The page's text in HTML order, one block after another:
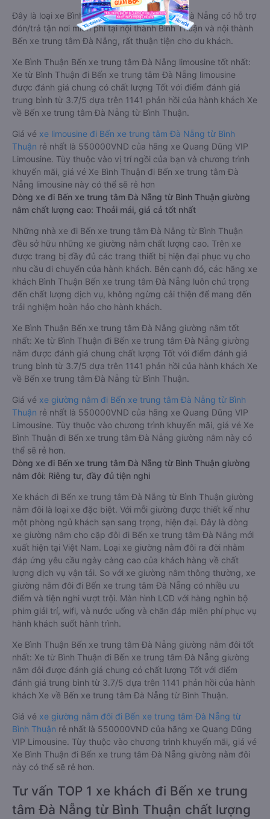
Đây là loại xe Bình Thuận Bến xe trung tâm Đà Nẵng có hỗ trợ
đón/trả tận nơi miễn phí tại nội thành Bình Thuận và nội thành
Bến xe trung tâm Đà Nẵng, rất thuận tiện cho du khách.
Xe Bình Thuận Bến xe trung tâm Đà Nẵng limousine tốt nhất:
Xe từ Bình Thuận đi Bến xe trung tâm Đà Nẵng limousine
được đánh giá chung có chất lượng Tốt với điểm đánh giá
trung bình từ 3.7/5 dựa trên 1141 phản hồi của hành khách Xe
về Bến xe trung tâm Đà Nẵng từ Bình Thuận.
Giá vé xe limousine đi Bến xe trung tâm Đà Nẵng từ Bình
Thuận rẻ nhất là 550000VND của hãng xe Quang Dũng VIP
Limousine. Tùy thuộc vào vị trí ngồi của bạn và chương trình
khuyến mãi, giá vé Xe Bình Thuận đi Bến xe trung tâm Đà
Nẵng limousine này có thể sẽ rẻ hơn
Dòng xe đi Bến xe trung tâm Đà Nẵng từ Bình Thuận giường
nằm chất lượng cao: Thoải mái, giá cả tốt nhất
Những nhà xe đi Bến xe trung tâm Đà Nẵng từ Bình Thuận
đều sở hữu những xe giường nằm chất lượng cao. Trên xe
được trang bị đầy đủ các trang thiết bị hiện đại phục vụ cho
nhu cầu di chuyển của hành khách. Bên cạnh đó, các hãng xe
khách Bình Thuận Bến xe trung tâm Đà Nẵng luôn chú trọng
đến chất lượng dịch vụ, không ngừng cải thiện để mang đến
trải nghiệm hoàn hảo cho hành khách.
Xe Bình Thuận Bến xe trung tâm Đà Nẵng giường nằm tốt
nhất: Xe từ Bình Thuận đi Bến xe trung tâm Đà Nẵng giường
nằm được đánh giá chung chất lượng Tốt với điểm đánh giá
trung bình từ 3.7/5 dựa trên 1141 phản hồi của hành khách Xe
về Bến xe trung tâm Đà Nẵng từ Bình Thuận.
Giá vé xe giường nằm đi Bến xe trung tâm Đà Nẵng từ Bình
Thuận rẻ nhất là 550000VND của hãng xe Quang Dũng VIP
Limousine. Tùy thuộc vào chương trình khuyến mãi, giá vé Xe
Bình Thuận đi Bến xe trung tâm Đà Nẵng giường nằm này có
thể sẽ rẻ hơn.
Dòng xe đi Bến xe trung tâm Đà Nẵng từ Bình Thuận giường
nằm đôi: Riêng tư, đầy đủ tiện nghi
Xe khách đi Bến xe trung tâm Đà Nẵng từ Bình Thuận giường
nằm đôi là loại xe đặc biệt. Với mỗi giường được thiết kế như
một phòng ngủ khách sạn sang trọng, hiện đại. Đây là dòng
xe giường nằm cho cặp đôi đi Bến xe trung tâm Đà Nẵng mới
xuất hiện tại Việt Nam. Loại xe giường nằm đôi ra đời nhằm
đáp ứng yêu cầu ngày càng cao của khách hàng về chất
lượng dịch vụ vận tải. So với xe giường nằm thông thường, xe
giường nằm đôi đi Bến xe trung tâm Đà Nẵng có nhiều ưu
điểm và tiện nghi vượt trội. Màn hình LCD với hàng nghìn bộ
phim giải trí, wifi, và nước uống và chăn đắp miễn phí phục vụ
hành khách suốt hành trình.
Xe Bình Thuận Bến xe trung tâm Đà Nẵng giường nằm đôi tốt
nhất: Xe từ Bình Thuận đi Bến xe trung tâm Đà Nẵng giường
nằm đôi được đánh giá chung có chất lượng Tốt với điểm
đánh giá trung bình từ 3.7/5 dựa trên 1141 phản hồi của hành
khách Xe về Bến xe trung tâm Đà Nẵng từ Bình Thuận.
Giá vé xe giường nằm đôi đi Bến xe trung tâm Đà Nẵng từ
Bình Thuận rẻ nhất là 550000VND của hãng xe Quang Dũng
VIP Limousine. Tùy thuộc vào chương trình khuyến mãi, giá vé
Xe Bình Thuận đi Bến xe trung tâm Đà Nẵng giường nằm đôi
này có thể sẽ rẻ hơn.
Tư vấn TOP 1 xe khách đi Bến xe trung
tâm Đà Nẵng từ Bình Thuận chất lượng